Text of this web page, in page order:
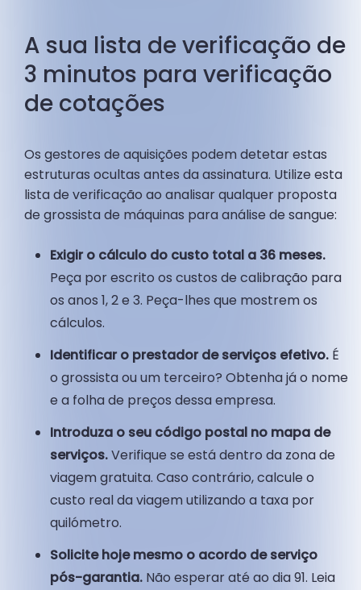
A sua lista de verificação de
3 minutos para verificação
de cotações
Os gestores de aquisições podem detetar estas
estruturas ocultas antes da assinatura. Utilize esta
lista de verificação ao analisar qualquer proposta
de grossista de máquinas para análise de sangue:
Exigir o cálculo do custo total a 36 meses.
Peça por escrito os custos de calibração para
os anos 1, 2 e 3. Peça-lhes que mostrem os
cálculos.
Identificar o prestador de serviços efetivo. É
o grossista ou um terceiro? Obtenha já o nome
e a folha de preços dessa empresa.
Introduza o seu código postal no mapa de
serviços.Verifique se está dentro da zona de
viagem gratuita. Caso contrário, calcule o
custo real da viagem utilizando a taxa por
quilómetro.
Solicite hoje mesmo o acordo de serviço
pós-garantia. Não esperar até ao dia 91. Leia